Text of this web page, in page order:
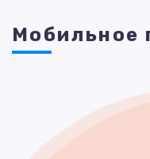
Мобильное